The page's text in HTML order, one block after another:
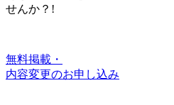
せんか？!
無料掲載・
内容変更のお申し込み